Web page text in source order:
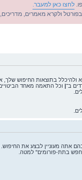
לחצו כאן למעבר.
ולקרא מאמרים, מדריכים,
ולהיכלל בתוצאות החיפוש שלך,
ב־| וכל התאמה מאחד
אתה מעוניין לבצע את
בתת-פורומים" למטה.